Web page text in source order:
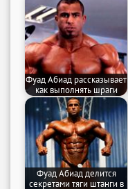
Фуад Абиад рассказывает
как выполнять шраги
Фуад Абиад делится
секретами тяги штанги в